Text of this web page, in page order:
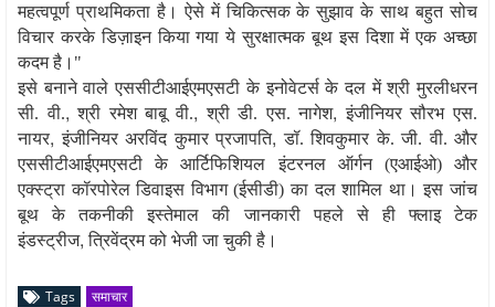
महत्वपूर्ण प्राथमिकता है। ऐसे में चिकित्सक के सुझाव के साथ बहुत सोच
विचार करके डिज़ाइन किया गया ये सुरक्षात्मक बूथ इस दिशा में एक अच्छा
कदम है।"
इसे बनाने वाले एससीटीआईएमएसटी के इनोवेटर्स के दल में श्री मुरलीधरन
सी. वी.,श्री रमेश बाबू वी.,श्री डी. एस. नागेश,इंजीनियर सौरभ एस.
नायर,इंजीनियर अरविंद कुमार प्रजापति,डॉ. शिवकुमार के. जी. वी. और
एससीटीआईएमएसटी के आर्टिफिशियल इंटरनल ऑर्गन (एआईओ) और
एक्स्ट्रा कॉरपोरेल डिवाइस विभाग (ईसीडी) का दल शामिल था। इस जांच
बूथ के तकनीकी इस्तेमाल की जानकारी पहले से ही फ्लाइ टेक
इंडस्ट्रीज,त्रिवेंद्रम को भेजी जा चुकी है।
Tags समाचार